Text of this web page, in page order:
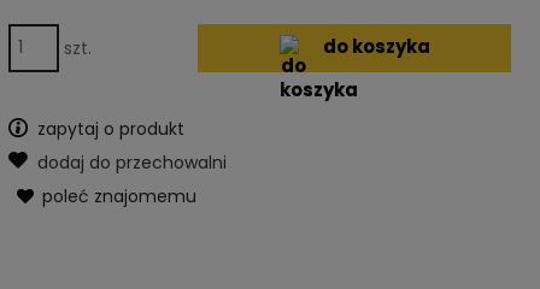
szt. do koszyka
zapytaj o produkt
dodaj do przechowalni
poleć znajomemu